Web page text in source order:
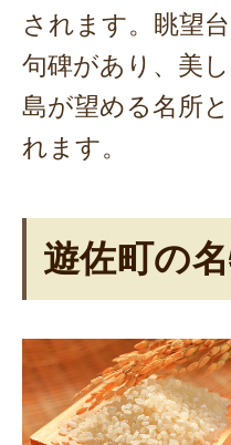
されます。眺望
句碑があり、美
島が望める名所
れます。
遊佐町の